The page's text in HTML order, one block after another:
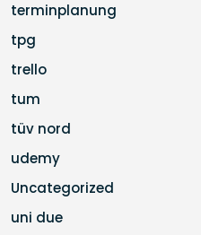
terminplanung
tpg
trello
tum
tüv nord
udemy
Uncategorized
uni due